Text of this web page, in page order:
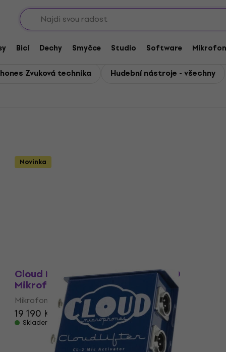
Bicí Dechy Smyčce Studio Software
Zvuková technika Hudební nástroje - všechny
Novinka
Cloud Microphones TRUE BLUE 520
Mikrofonní předzesilovač
Mikrofonní předzesilovač
19 190 Kč
Skladem